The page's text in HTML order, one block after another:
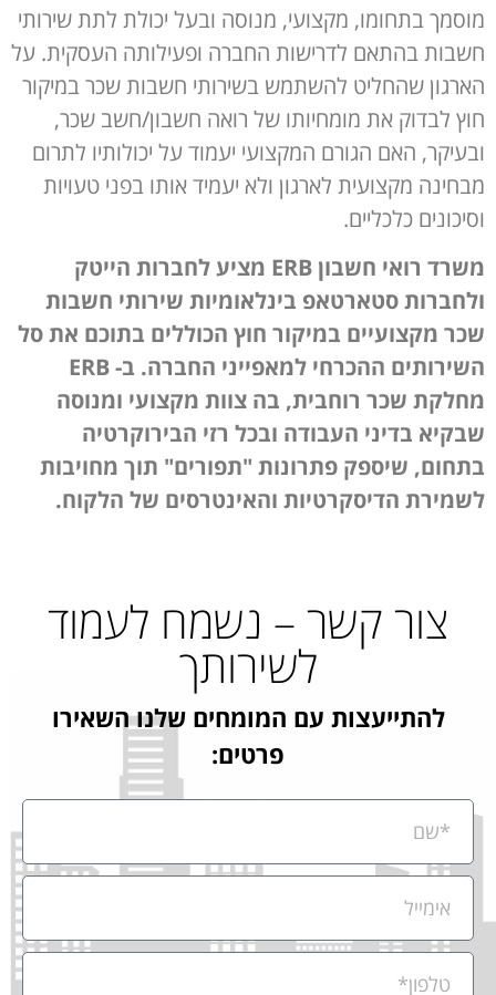
מוסמך בתחומו, מקצועי, מנוסה ובעל יכולת לתת שירותי
חשבות בהתאם לדרישות החברה ופעילותה העסקית. על
הארגון שהחליט להשתמש בשירותי חשבות שכר במיקור
חוץ לבדוק את מומחיותו של רואה חשבון/חשב שכר,
ובעיקר, האם הגורם המקצועי יעמוד על יכולותיו לתרום
מבחינה מקצועית לארגון ולא יעמיד אותו בפני טעויות
וסיכונים כלכליים.
משרד רואי חשבון ERB מציע לחברות הייטק
ולחברות סטארטאפ בינלאומיות שירותי חשבות
שכר מקצועיים במיקור חוץ הכוללים בתוכם את סל
השירותים ההכרחי למאפייני החברה. ב- ERB
מחלקת שכר רוחבית, בה צוות מקצועי ומנוסה
שבקיא בדיני העבודה ובכל רזי הבירוקרטיה
בתחום, שיספק פתרונות "תפורים" תוך מחויבות
לשמירת הדיסקרטיות והאינטרסים של הלקוח.
צור קשר – נשמח לעמוד
לשירותך
להתייעצות עם המומחים שלנו השאירו
פרטים: